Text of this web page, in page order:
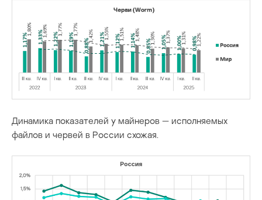
Динамика показателей у майнеров — исполняемых
файлов и червей в России схожая.